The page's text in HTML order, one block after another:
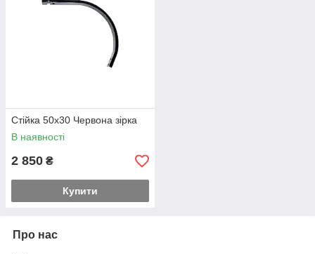
Стійка 50х30 Червона зірка
В наявності
2 850 ₴
Купити
Про нас